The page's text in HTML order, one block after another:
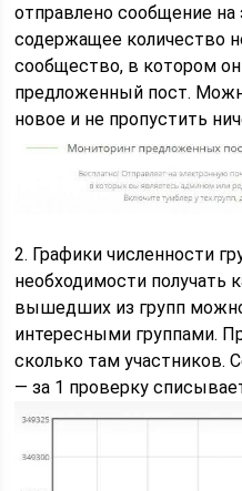
отправлено сообщение на
содержащее количество
сообщество, в котором
предложенный пост.
новое и не пропустить
2. Графики численности
необходимости
вышедших из групп
интересными группами.
сколько там участников.
— за 1 проверку